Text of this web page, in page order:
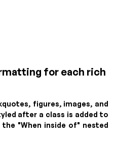
for each rich
figures, images, and
after a class is added to
"When inside of" nested